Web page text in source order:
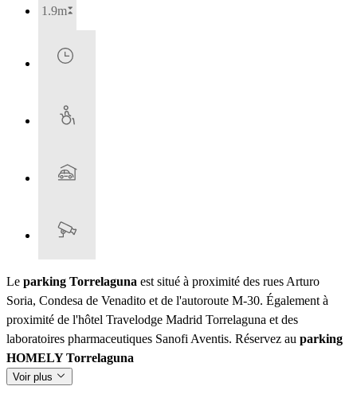
1.9m
Le parking Torrelaguna est situé à proximité des rues Arturo
Soria, Condesa de Venadito et de l'autoroute M-30. Également à
proximité de l'hôtel Travelodge Madrid Torrelaguna et des
laboratoires pharmaceutiques Sanofi Aventis. Réservez au parking
HOMELY Torrelaguna
Voir plus